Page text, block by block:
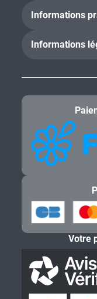
Informations
Informations
Votre